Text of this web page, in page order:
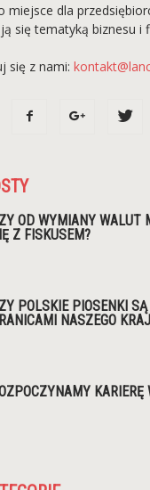
miejsce dla
się tematyką biznesu i
się z nami:
OD WYMIANY WALUT
Z FISKUSEM?
POLSKIE PIOSENKI
NASZEGO
KARIERĘ